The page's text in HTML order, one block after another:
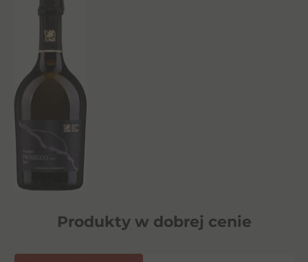
Produkty w dobrej cenie